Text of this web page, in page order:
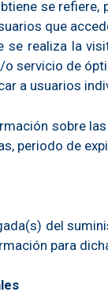
se refiere,
que
se realiza la
o servicio de
a usuarios
sobre
periodo de
del
para